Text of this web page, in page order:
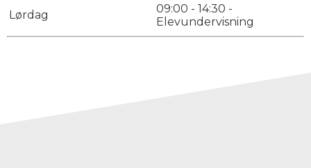
Lørdag
09:00 - 14:30 -
Elevundervisning